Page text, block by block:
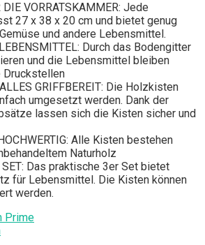
DIE VORRATSKAMMER: Jede
27 x 38 x 20 cm und bietet genug
und andere Lebensmittel.
Durch das Bodengitter
und die Lebensmittel bleiben
Druckstellen
GRIFFBEREIT: Die Holzkisten
umgesetzt werden. Dank der
lassen sich die Kisten sicher und
Alle Kisten bestehen
Naturholz
SET: Das praktische 3er Set bietet
für Lebensmittel. Die Kisten können
werden.